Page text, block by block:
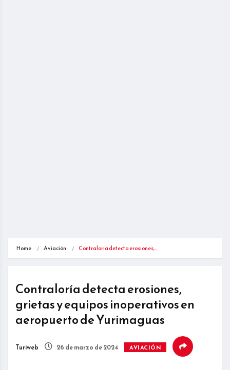
Home Aviación Contraloría detecta erosiones,…
Contraloría detecta erosiones,
grietas y equipos inoperativos en
aeropuerto de Yurimaguas
Turiweb 26 de marzo de 2024 AVIACIÓN